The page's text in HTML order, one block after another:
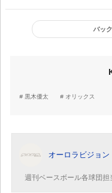
バッ
黒木優太 オリックス
オーロラビジョン
週刊ベースボール各球団担